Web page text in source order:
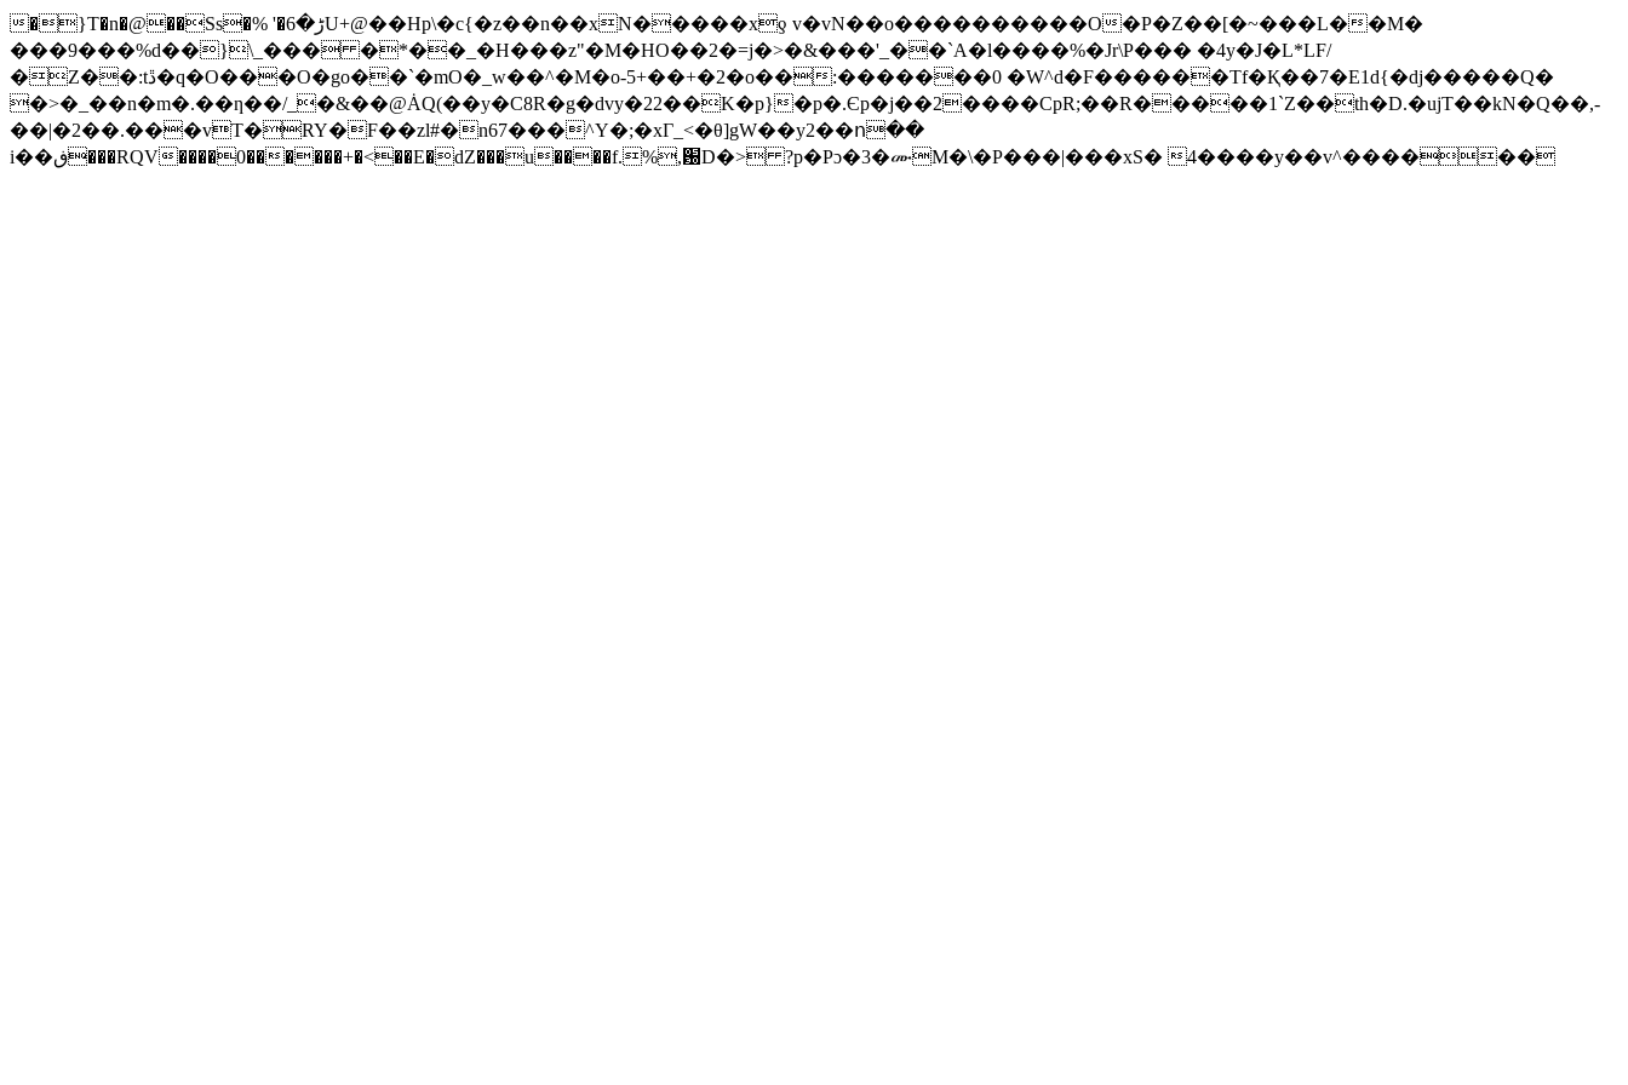
�}T�n�@��Ss�% '�ڑ�6U+@��Hp\�c{�z��n��xN�����xƍ v�vN��o����������O�P�Z��[�~���L��M�
���9���%d��}\_��� �*��_�H���z"�M�HO��2�=j�>�&���'_��`A�l����%�Jr\P��� �4y�J�L*LF/
�Z��:tڐ�q�O���O�go��`�mO�_w��^�M�o-5+��+�2�o��:�������0 �W^d�F������Tf�Қ��7�E1d{�dj�����Q�
�>�_��n�m�.��ƞ��/_�&��@ȦQ(��y�C8R�g�dvy�22��K�p}�p�.Єp�j��2����CpR;��R�����1`Z��th�D.�ujT��kN�Q��,-
��|�2��.���vT�RY�F��zl#�n67���^Y�;�xГ_<�θ]gW��y2��ո��
i��ڧ���RQV����0������+�<��E�dZ���u����f.%,԰D�> ?p�Pɔ�3�ሙM�\�P���|���xS� 4����y��v^������